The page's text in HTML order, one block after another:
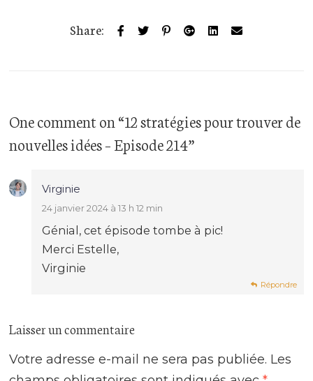
Share:
One commenton “12 stratégies pour trouver de
nouvelles idées – Episode 214”
Virginie
24 janvier 2024 à 13 h 12 min
Génial, cet épisode tombe à pic!
Merci Estelle,
Virginie
Répondre
Laisser un commentaire
Votre adresse e-mail ne sera pas publiée. Les